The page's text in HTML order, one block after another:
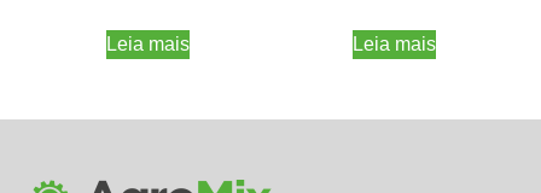
Leia mais Leia mais